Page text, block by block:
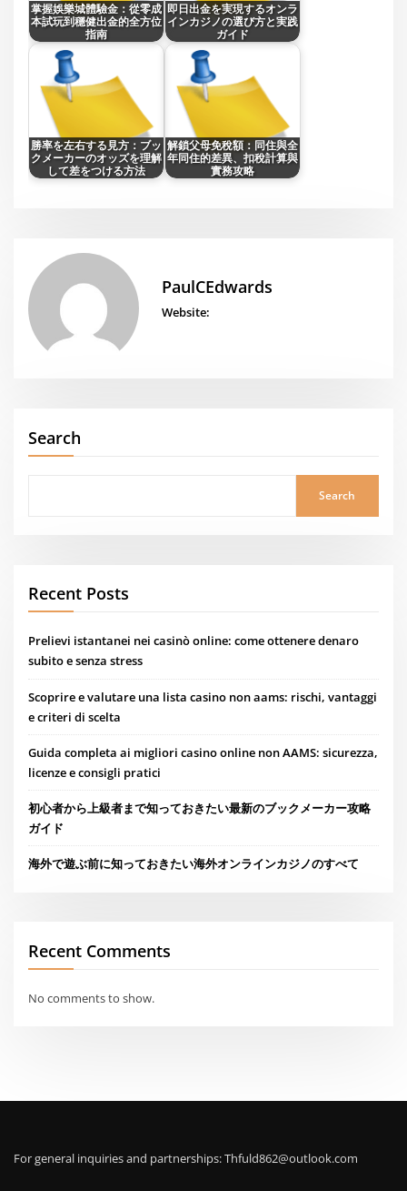
掌握娛樂城體驗金：從零成
本試玩到穩健出金的全方位
指南
即日出金を実現するオンラ
インカジノの選び方と実践
ガイド
勝率を左右する見方：ブッ
クメーカーのオッズを理解
して差をつける方法
解鎖父母免稅額：同住與全
年同住的差異、扣稅計算與
實務攻略
PaulCEdwards
Website:
Search
Search
Recent Posts
Prelievi istantanei nei casinò online: come ottenere denaro
subito e senza stress
Scoprire e valutare una lista casino non aams: rischi, vantaggi
e criteri di scelta
Guida completa ai migliori casino online non AAMS: sicurezza,
licenze e consigli pratici
初心者から上級者まで知っておきたい最新のブックメーカー攻略
ガイド
海外で遊ぶ前に知っておきたい海外オンラインカジノのすべて
Recent Comments
No comments to show.
For general inquiries and partnerships:Thfuld862@outlook.com